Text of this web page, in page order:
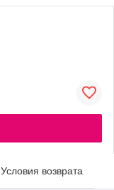
Условия возврата